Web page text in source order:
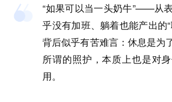
“如果可以当一头奶牛”——从
乎没有加班、躺着也能产出的
背后似乎有苦难言：休息是为
所谓的照护，本质上也是对
用。